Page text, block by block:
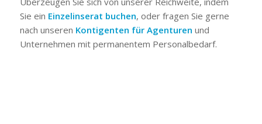
Sie ein Einzelinserat buchen, oder fragen Sie gerne
nach unseren Kontigenten für Agenturen und
Unternehmen mit permanentem Personalbedarf.